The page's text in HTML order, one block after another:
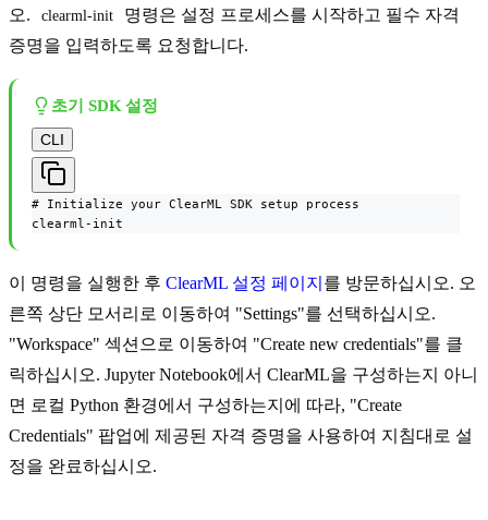
오.
clearml-init
명령은 설정 프로세스를 시작하고 필수 자격
증명을 입력하도록 요청합니다.
초기 SDK 설정
CLI
# Initialize your ClearML SDK setup process
clearml-init
이 명령을 실행한 후 ClearML 설정 페이지 를 방문하십시오. 오
른쪽 상단 모서리로 이동하여 "Settings"를 선택하십시오.
"Workspace" 섹션으로 이동하여 "Create new credentials"를 클
릭하십시오. Jupyter Notebook에서 ClearML을 구성하는지 아니
면 로컬 Python 환경에서 구성하는지에 따라, "Create
Credentials" 팝업에 제공된 자격 증명을 사용하여 지침대로 설
정을 완료하십시오.